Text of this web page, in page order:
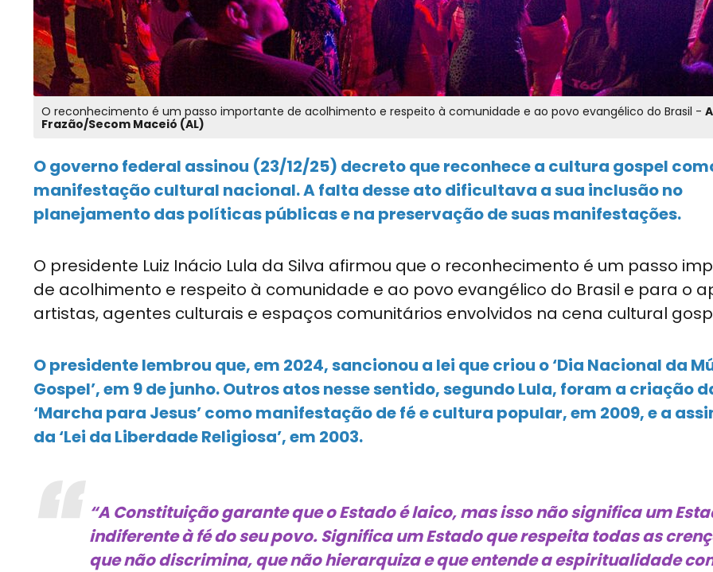
O reconhecimento é um passo importante de acolhimento e respeito à comunidade e ao povo evangélico do Brasil -
Frazão/Secom Maceió (AL)
O governo federal assinou (23/12/25) decreto que reconhece a cultura gospel
manifestação cultural nacional. A falta desse ato dificultava a sua inclusão no
planejamento das políticas públicas e na preservação de suas manifestações.
O presidente Luiz Inácio Lula da Silva afirmou que o reconhecimento é um passo
de acolhimento e respeito à comunidade e ao povo evangélico do Brasil e para o
artistas, agentes culturais e espaços comunitários envolvidos na cena cultural
O presidente lembrou que, em 2024, sancionou a lei que criou o ‘Dia Nacional da
Gospel’, em 9 de junho. Outros atos nesse sentido, segundo Lula, foram a criação
‘Marcha para Jesus’ como manifestação de fé e cultura popular, em 2009, e a
da ‘Lei da Liberdade Religiosa’, em 2003.
“A Constituição garante que o Estado é laico, mas isso não significa um
indiferente à fé do seu povo. Significa um Estado que respeita todas as
que não discrimina, que não hierarquiza e que entende a espiritualidade